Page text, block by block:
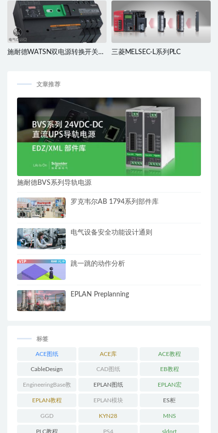
施耐德WATSN双电源转换开关部
三菱MELSEC-L系列PLC
文章推荐
施耐德BVS系列导轨电源
罗克韦尔AB 1794系列部件库
电气设备安全功能设计通则
跳一跳的动作分析
EPLAN Preplanning
标签
ACE图纸 ACE库 ACE教程
CableDesign CAD图纸 EB教程
EngineeringBase教
程
EPLAN图纸 EPLAN宏
EPLAN教程 EPLAN模块 ES柜
GGD KYN28 MNS
PLC教程 PS4 sldprt